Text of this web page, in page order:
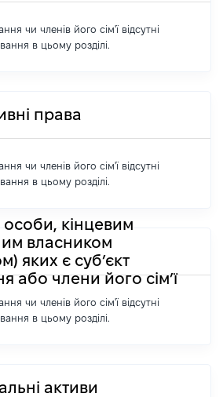
чи членів його сім'ї відсутні
в цьому розділі.
права
чи членів його сім'ї відсутні
в цьому розділі.
кінцевим
власником
яких є суб’єкт
або члени його сім’ї
чи членів його сім'ї відсутні
в цьому розділі.
активи